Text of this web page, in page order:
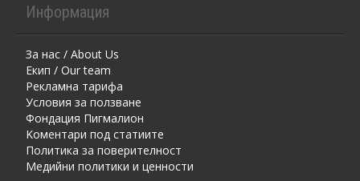
Информация
За нас / About Us
Екип / Our team
Рекламна тарифа
Условия за ползване
Фондация Пигмалион
Kоментaри под статиите
Политика за поверителност
Медийни политики и ценности